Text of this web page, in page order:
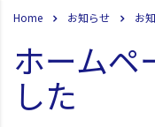
Home お知らせ お
ホームペ
した